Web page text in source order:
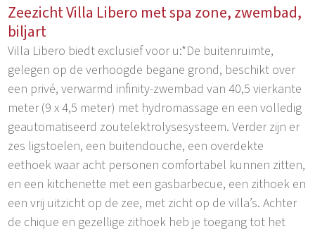
Zeezicht Villa Libero met spa zone, zwembad,
biljart
Villa Libero biedt exclusief voor u:*De buitenruimte,
gelegen op de verhoogde begane grond, beschikt over
een privé, verwarmd infinity-zwembad van 40,5 vierkante
meter (9 x 4,5 meter) met hydromassage en een volledig
geautomatiseerd zoutelektrolysesysteem. Verder zijn er
zes ligstoelen, een buitendouche, een overdekte
eethoek waar acht personen comfortabel kunnen zitten,
en een kitchenette met een gasbarbecue, een zithoek en
een vrij uitzicht op de zee, met zicht op de villa’s. Achter
de chique en gezellige zithoek heb je toegang tot het